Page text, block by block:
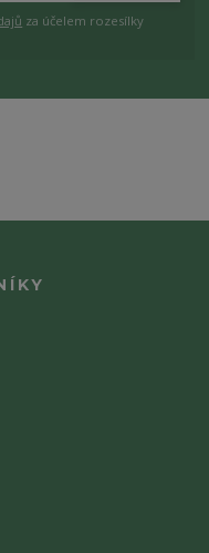
za účelem rozesílky